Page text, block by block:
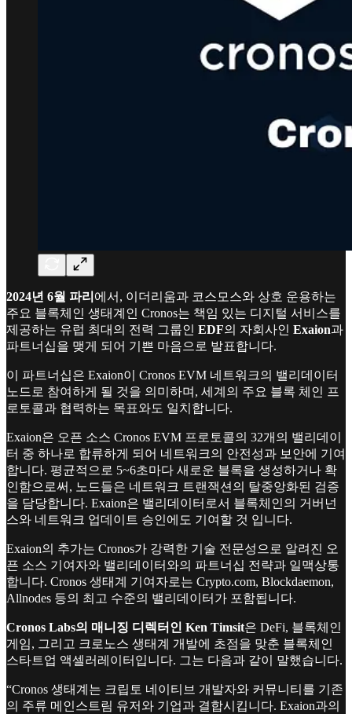
2024년 6월 파리 에서, 이더리움과 코스모스와 상호 운용하는
주요 블록체인 생태계인 Cronos는 책임 있는 디지털 서비스를
제공하는 유럽 최대의 전력 그룹인 EDF의 자회사인 Exaion과
파트너십을 맺게 되어 기쁜 마음으로 발표합니다.
이 파트너십은 Exaion이 Cronos EVM 네트워크의 밸리데이터
노드로 참여하게 될 것을 의미하며, 세계의 주요 블록 체인 프
로토콜과 협력하는 목표와도 일치합니다.
Exaion은 오픈 소스 Cronos EVM 프로토콜의 32개의 밸리데이
터 중 하나로 합류하게 되어 네트워크의 안전성과 보안에 기여
합니다. 평균적으로 5~6초마다 새로운 블록을 생성하거나 확
인함으로써, 노드들은 네트워크 트랜잭션의 탈중앙화된 검증
을 담당합니다. Exaion은 밸리데이터로서 블록체인의 거버넌
스와 네트워크 업데이트 승인에도 기여할 것 입니다.
Exaion의 추가는 Cronos가 강력한 기술 전문성으로 알려진 오
픈 소스 기여자와 밸리데이터와의 파트너십 전략과 일맥상통
합니다. Cronos 생태계 기여자로는 Crypto.com, Blockdaemon,
Allnodes 등의 최고 수준의 밸리데이터가 포함됩니다.
Cronos Labs의 매니징 디렉터인 Ken Timsit은 DeFi, 블록체인
게임, 그리고 크로노스 생태계 개발에 초점을 맞춘 블록체인
스타트업 액셀러레이터입니다. 그는 다음과 같이 말했습니다.
“Cronos 생태계는 크립토 네이티브 개발자와 커뮤니티를 기존
의 주류 메인스트림 유저와 기업과 결합시킵니다. Exaion과의